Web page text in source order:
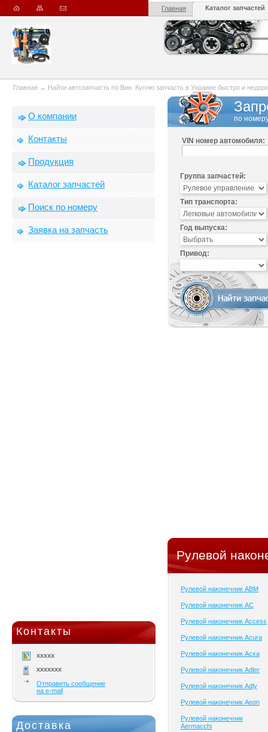
Главная Каталог запчастей
Главная → Найти автозапчасть по Вин. Куплю запчасть в Украине быстро и
О компании
Контакты
Продукция
Каталог запчастей
Поиск по номеру
Заявка на запчасть
Контакты
xxxxx
xxxxxxx
Отправить сообщение
на e-mail
Доставка
по
VIN номер автомобиля:
Группа запчастей:
Тип транспорта:
Год выпуска:
Привод:
Рулевой
Рулевой наконечник ABM
Рулевой наконечник AC
Рулевой наконечник Access
Рулевой наконечник Acura
Рулевой наконечник Acxa
Рулевой наконечник Adler
Рулевой наконечник Adly
Рулевой наконечник Aeon
Рулевой наконечник
Aermacchi